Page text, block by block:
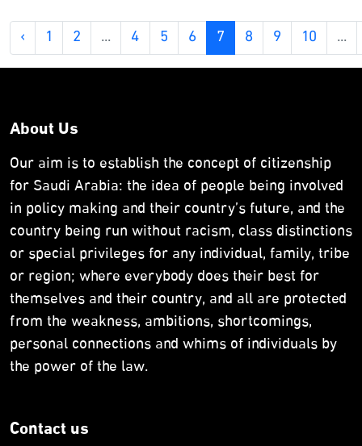
‹ 1 2 ... 4 5 6 7 8 9 10 ...
About Us
Our aim is to establish the concept of citizenship
for Saudi Arabia: the idea of people being involved
in policy making and their country’s future, and the
country being run without racism, class distinctions
or special privileges for any individual, family, tribe
or region; where everybody does their best for
themselves and their country, and all are protected
from the weakness, ambitions, shortcomings,
personal connections and whims of individuals by
the power of the law.
Contact us